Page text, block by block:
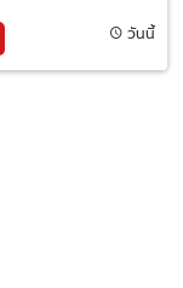
วันนี้